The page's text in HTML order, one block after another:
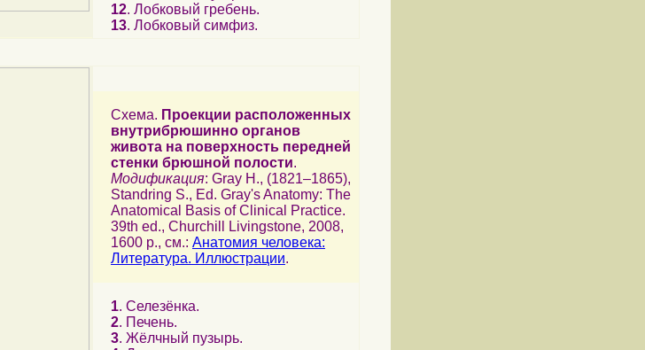
12. Лобковый гребень.
13. Лобковый симфиз.
Схема. Проекции расположенных
внутрибрюшинно органов
живота на поверхность передней
стенки брюшной полости.
Модификация: Gray H., (1821–1865),
Standring S., Ed. Gray's Anatomy: The
Anatomical Basis of Clinical Practice.
39th ed., Churchill Livingstone, 2008,
1600 p., см.: Анатомия человека:
Литература. Иллюстрации.
1. Селезёнка.
2. Печень.
3. Жёлчный пузырь.